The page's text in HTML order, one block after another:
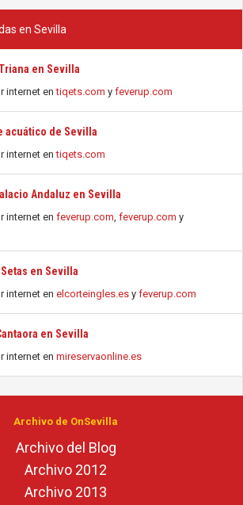
en Sevilla
en Sevilla
internet entiqets.com y feverup.com
acuático de Sevilla
internet entiqets.com
Andaluz en Sevilla
internet en feverup.com, feverup.com y
en Sevilla
internet en elcorteingles.es y feverup.com
en Sevilla
internet en mireservaonline.es
Archivo de OnSevilla
Archivo del Blog
Archivo 2012
Archivo 2013